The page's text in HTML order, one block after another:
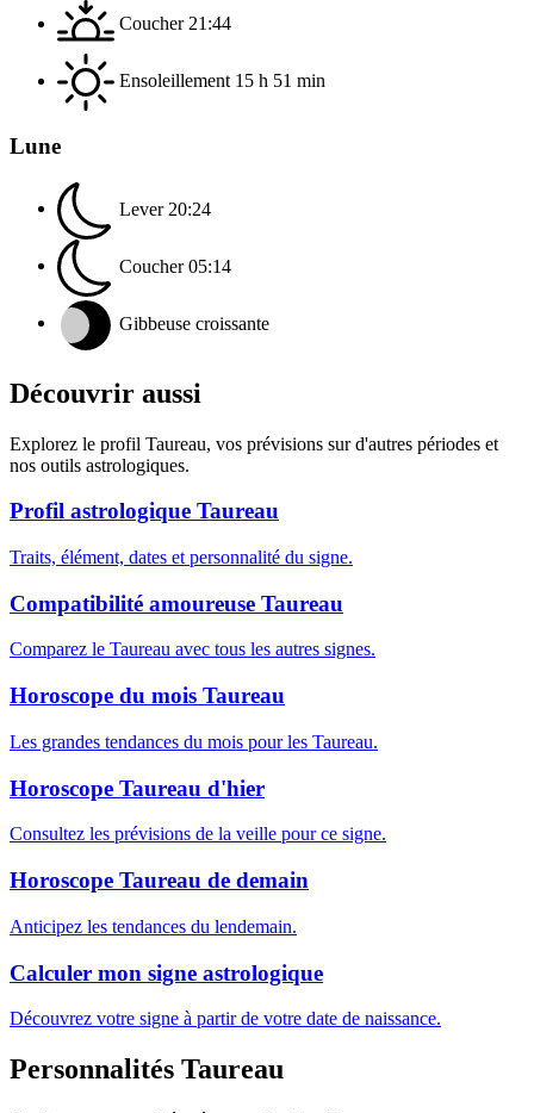
Coucher 21:44
Ensoleillement 15 h 51 min
Lune
Lever 20:24
Coucher 05:14
Gibbeuse croissante
Découvrir aussi
Explorez le profil Taureau, vos prévisions sur d'autres périodes et
nos outils astrologiques.
Profil astrologique Taureau
Traits, élément, dates et personnalité du signe.
Compatibilité amoureuse Taureau
Comparez le Taureau avec tous les autres signes.
Horoscope du mois Taureau
Les grandes tendances du mois pour les Taureau.
Horoscope Taureau d'hier
Consultez les prévisions de la veille pour ce signe.
Horoscope Taureau de demain
Anticipez les tendances du lendemain.
Calculer mon signe astrologique
Découvrez votre signe à partir de votre date de naissance.
Personnalités Taureau